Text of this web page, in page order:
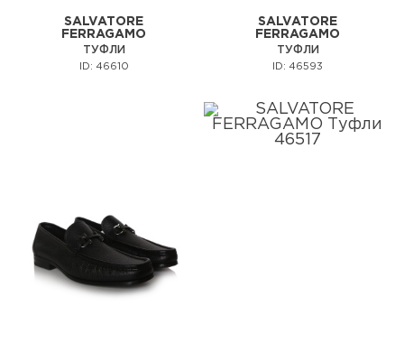
SALVATORE
FERRAGAMO
ТУФЛИ
ID: 46610
SALVATORE
FERRAGAMO
ТУФЛИ
ID: 46593